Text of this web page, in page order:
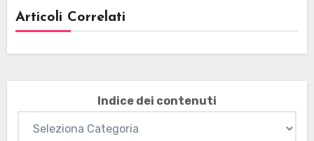
Articoli Correlati
Indice dei contenuti